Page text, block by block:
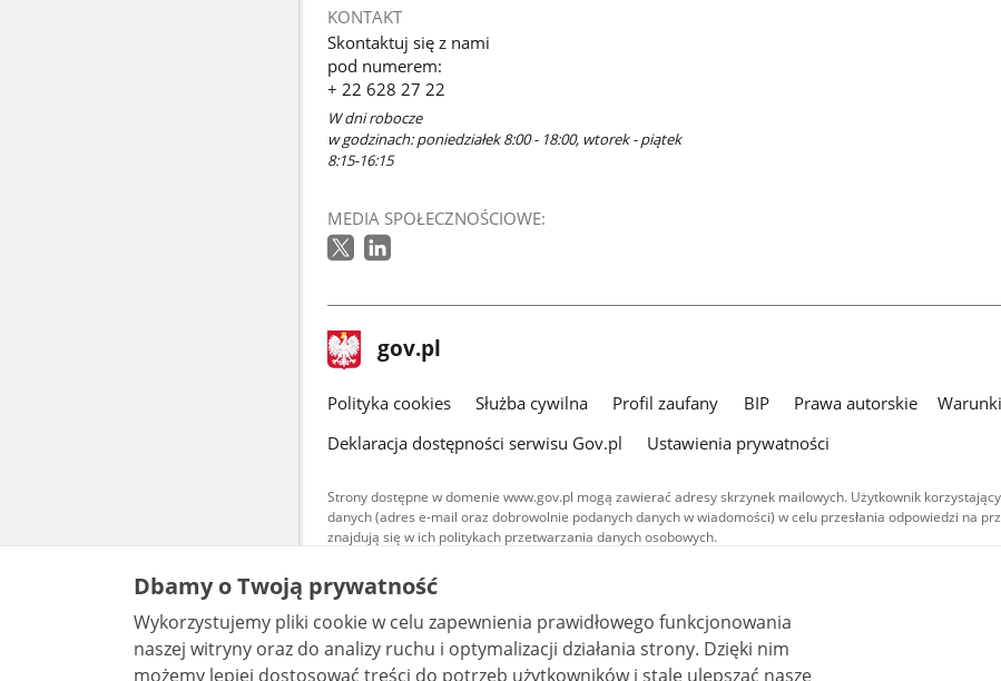
KONTAKT
Skontaktuj się z nami
pod numerem:
+ 22 628 27 22
W dni robocze
w godzinach: poniedziałek 8:00 - 18:00, wtorek - piątek
8:15-16:15
MEDIA SPOŁECZNOŚCIOWE:
stopka
gov.pl Strona
gov.pl
gov.pl
Polityka cookies Służba cywilna Profil zaufany BIP Prawa autorskie
Deklaracja dostępności serwisu Gov.pl
Ustawienia prywatności
Strony dostępne w domenie www.gov.pl mogą zawierać adresy skrzynek mailowych. Użytkownik
danych (adres e-mail oraz dobrowolnie podanych danych w wiadomości) w celu przesłania odpowiedzi na
znajdują się w ich politykach przetwarzania danych osobowych.
Treści tekstowe publikowane w serwisie (z wyłączeniem treści audiowizualnych), są
udostępniane na licencji typu Creative Commons: uznanie autorstwa - na tych samych
warunkach 4.0 (CC BY-SA 4.0). Materiały audiowizualne, w tym zdjęcia, materiały audio i wideo,
są udostępniane na licencji typu Creative Commons: uznanie autorstwa użycie niekomercyjne -
bez utworów zależnych 4.0 (CC BY-NC-ND 4.0), o ile nie jest to stwierdzone inaczej.
Dbamy o Twoją prywatność
Wykorzystujemy pliki cookie w celu zapewnienia prawidłowego funkcjonowania
naszej witryny oraz do analizy ruchu i optymalizacji działania strony. Dzięki nim
możemy lepiej dostosować treści do potrzeb użytkowników i stale ulepszać nasze